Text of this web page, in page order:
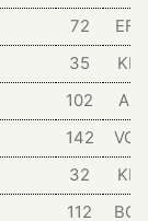
72
EFD
35
KIN
102
AIS
142
VCH
32
KIN
112
BGT